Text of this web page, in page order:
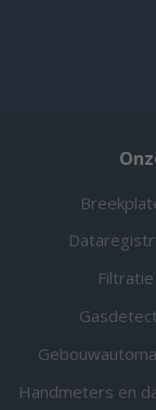
Filtratie
Handmeters en